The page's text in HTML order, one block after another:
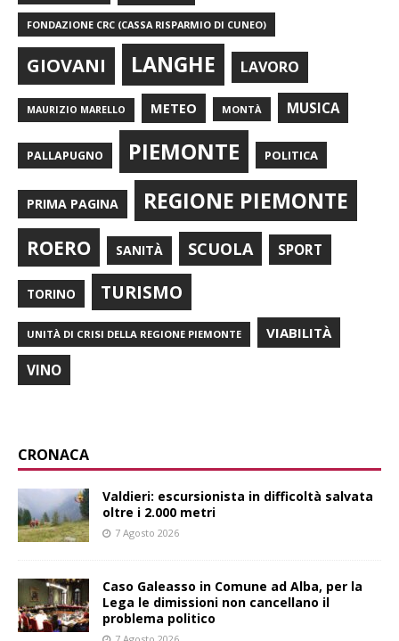
FONDAZIONE CRC (CASSA RISPARMIO DI CUNEO)
GIOVANI LANGHE LAVORO
MAURIZIO MARELLO METEO MONTÀ MUSICA
PALLAPUGNO PIEMONTE POLITICA
PRIMA PAGINA REGIONE PIEMONTE
ROERO SANITÀ SCUOLA SPORT
TORINO TURISMO
UNITÀ DI CRISI DELLA REGIONE PIEMONTE VIABILITÀ
VINO
CRONACA
Valdieri: escursionista in difficoltà salvata
oltre i 2.000 metri
7 Agosto 2026
Caso Galeasso in Comune ad Alba, per la
Lega le dimissioni non cancellano il
problema politico